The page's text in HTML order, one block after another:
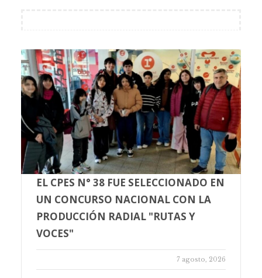
EL CPES N° 38 FUE SELECCIONADO EN
UN CONCURSO NACIONAL CON LA
PRODUCCIÓN RADIAL "RUTAS Y
VOCES"
7 agosto, 2026